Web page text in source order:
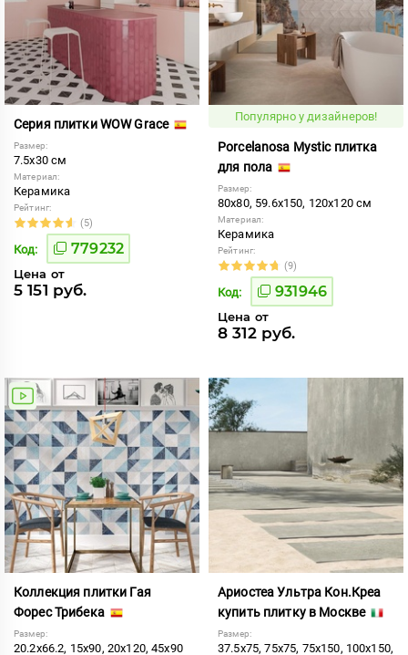
Серия плитки WOW Grace
Размер:
7.5x30 см
Материал:
Керамика
Рейтинг:
(5)
Код: 779232
Цена от
5 151 руб.
Популярно у дизайнеров!
Porcelanosa Mystic плитка
для пола
Размер:
80x80, 59.6x150, 120x120 см
Материал:
Керамика
Рейтинг:
(9)
Код: 931946
Цена от
8 312 руб.
Коллекция плитки Гая
Форес Трибека
Размер:
20.2x66.2, 15x90, 20x120, 45x90
Ариостеа Ультра Кон.Креа
купить плитку в Москве
Размер:
37.5x75, 75x75, 75x150, 100x150,